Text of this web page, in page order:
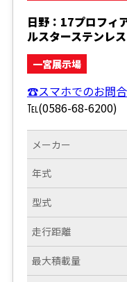
日野：17プロフィ
ルスターステンレ
一宮展示場
☎スマホでのお問
℡(0586-68-6200)
メーカー
年式
型式
走行距離
最大積載量